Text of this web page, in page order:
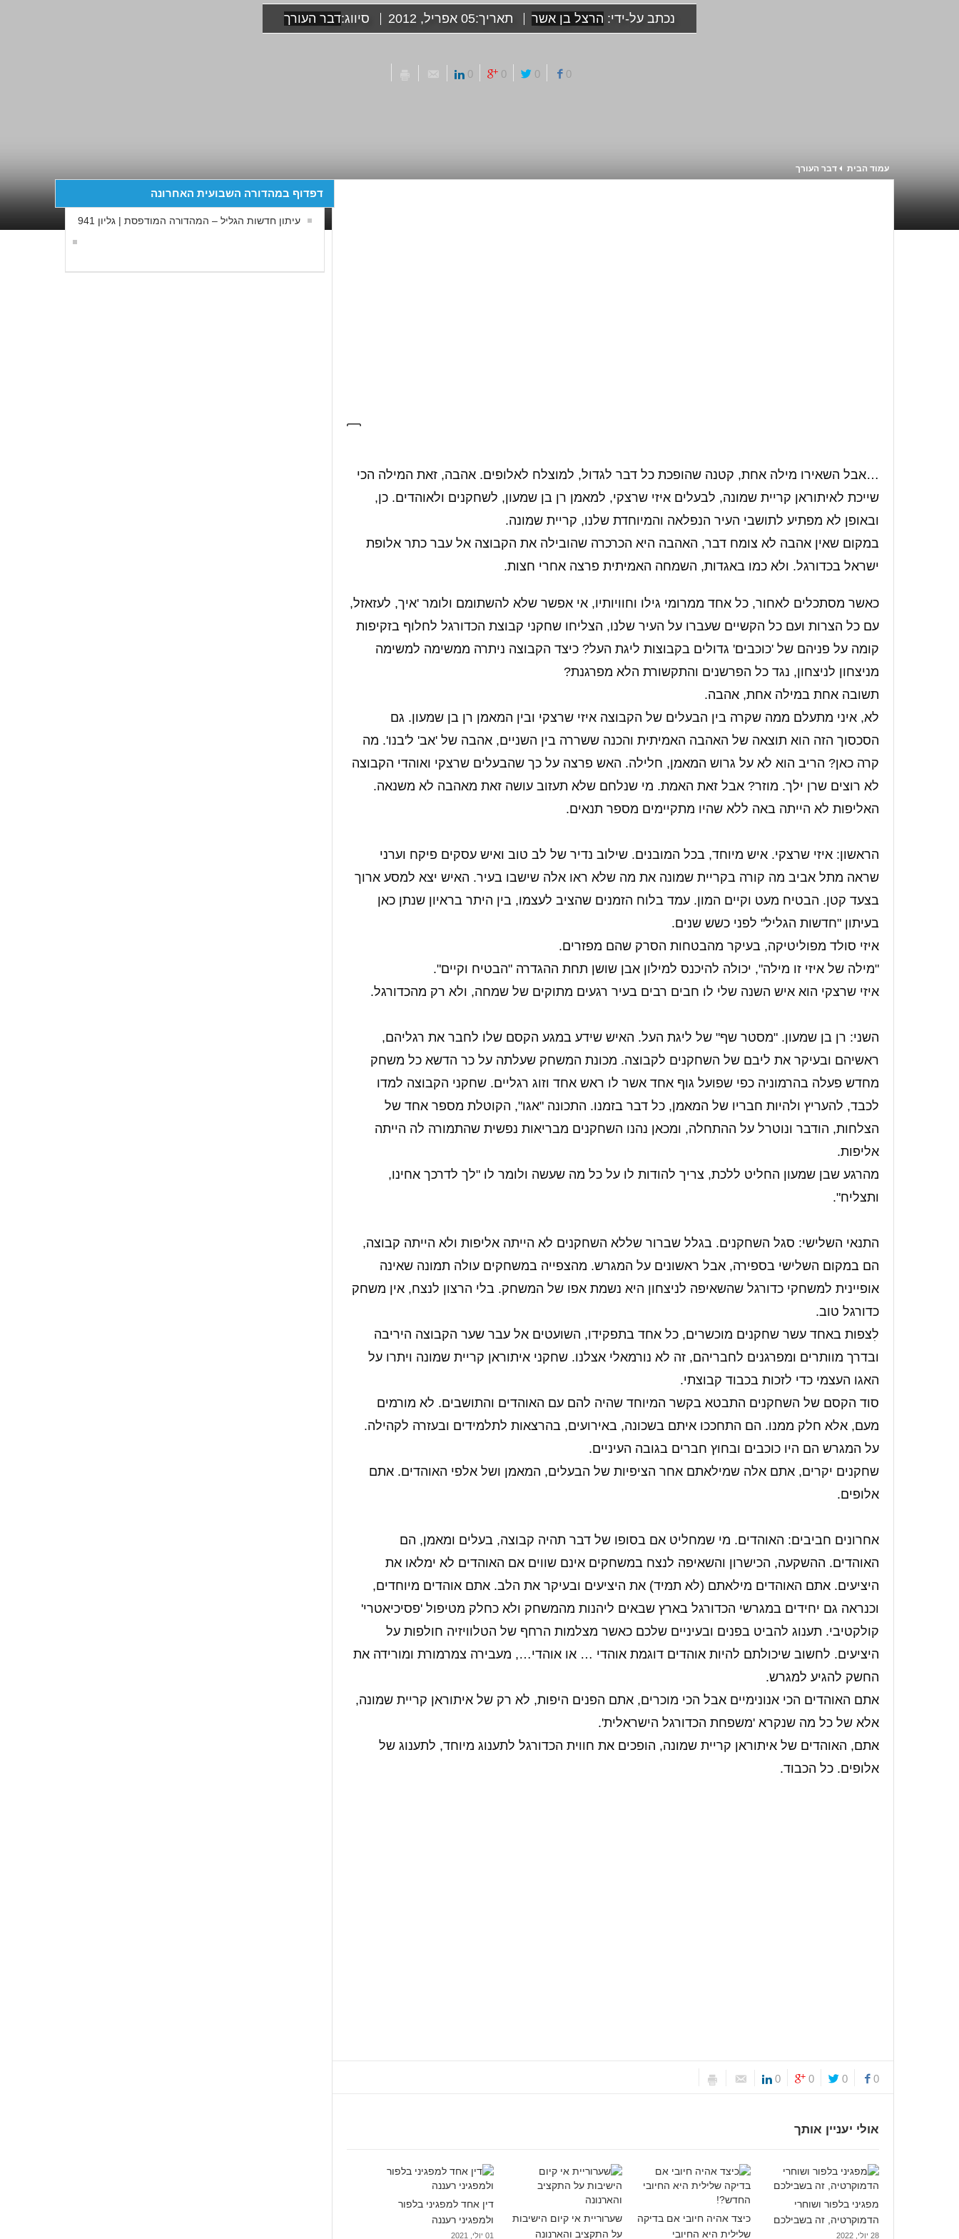
נכתב על-ידי: הרצל בן אשר תאריך:05 אפריל, 2012 סיווג:דבר העורך
0
0
0
0
עמוד הבית דבר העורך
…אבל השאירו מילה אחת, קטנה שהופכת כל דבר לגדול, למוצלח לאלופים. אהבה, זאת המילה הכי
שייכת לאיתוראן קריית שמונה, לבעלים איזי שרצקי, למאמן רן בן שמעון, לשחקנים ולאוהדים. כן,
ובאופן לא מפתיע לתושבי העיר הנפלאה והמיוחדת שלנו, קריית שמונה.
במקום שאין אהבה לא צומח דבר, האהבה היא הכרכרה שהובילה את הקבוצה אל עבר כתר אלופת
ישראל בכדורגל. ולא כמו באגדות, השמחה האמיתית פרצה אחרי חצות.
כאשר מסתכלים לאחור, כל אחד ממרומי גילו וחוויותיו, אי אפשר שלא להשתומם ולומר 'איך, לעזאזל,
עם כל הצרות ועם כל הקשיים שעברו על העיר שלנו, הצליחו שחקני קבוצת הכדורגל לחלוף בזקיפות
קומה על פניהם של 'כוכבים' גדולים בקבוצות ליגת העל? כיצד הקבוצה ניתרה ממשימה למשימה
מניצחון לניצחון, נגד כל הפרשנים והתקשורת הלא מפרגנת?
תשובה אחת במילה אחת, אהבה.
לא, איני מתעלם ממה שקרה בין הבעלים של הקבוצה איזי שרצקי ובין המאמן רן בן שמעון. גם
הסכסוך הזה הוא תוצאה של האהבה האמיתית והכנה ששררה בין השניים, אהבה של 'אב' ל'בנו'. מה
קרה כאן? הריב הוא לא על גרוש המאמן, חלילה. האש פרצה על כך שהבעלים שרצקי ואוהדי הקבוצה
לא רוצים שרן ילך. מוזר? אבל זאת האמת. מי שנלחם שלא תעזוב עושה זאת מאהבה לא משנאה.
האליפות לא הייתה באה ללא שהיו מתקיימים מספר תנאים.
הראשון: איזי שרצקי. איש מיוחד, בכל המובנים. שילוב נדיר של לב טוב ואיש עסקים פיקח וערני
שראה מתל אביב מה קורה בקריית שמונה את מה שלא ראו אלה שישבו בעיר. האיש יצא למסע ארוך
בצעד קטן. הבטיח מעט וקיים המון. עמד בלוח הזמנים שהציב לעצמו, בין היתר בראיון שנתן כאן
בעיתון "חדשות הגליל" לפני כשש שנים.
איזי סולד מפוליטיקה, בעיקר מהבטחות הסרק שהם מפזרים.
"מילה של איזי זו מילה", יכולה להיכנס למילון אבן שושן תחת ההגדרה "הבטיח וקיים".
איזי שרצקי הוא איש השנה שלי לו חבים רבים בעיר רגעים מתוקים של שמחה, ולא רק מהכדורגל.
השני: רן בן שמעון. "מסטר שף" של ליגת העל. האיש שידע במגע הקסם שלו לחבר את רגליהם,
ראשיהם ובעיקר את ליבם של השחקנים לקבוצה. מכונת המשחק שעלתה על כר הדשא כל משחק
מחדש פעלה בהרמוניה כפי שפועל גוף אחד אשר לו ראש אחד וזוג רגליים. שחקני הקבוצה למדו
לכבד, להעריץ ולהיות חבריו של המאמן, כל דבר בזמנו. התכונה "אגו", הקוטלת מספר אחד של
הצלחות, הודבר ונוטרל על ההתחלה, ומכאן נהנו השחקנים מבריאות נפשית שהתמורה לה הייתה
אליפות.
מהרגע שבן שמעון החליט ללכת, צריך להודות לו על כל מה שעשה ולומר לו "לך לדרכך אחינו,
ותצליח".
התנאי השלישי: סגל השחקנים. בגלל שברור שללא השחקנים לא הייתה אליפות ולא הייתה קבוצה,
הם במקום השלישי בספירה, אבל ראשונים על המגרש. מהצפייה במשחקים עולה תמונה שאינה
אופיינית למשחקי כדורגל שהשאיפה לניצחון היא נשמת אפו של המשחק. בלי הרצון לנצח, אין משחק
כדורגל טוב.
לִצפות באחד עשר שחקנים מוכשרים, כל אחד בתפקידו, השועטים אל עבר שער הקבוצה היריבה
ובדרך מוותרים ומפרגנים לחבריהם, זה לא נורמאלי אצלנו. שחקני איתוראן קריית שמונה ויתרו על
האגו העצמי כדי לזכות בכבוד קבוצתי.
סוד הקסם של השחקנים התבטא בקשר המיוחד שהיה להם עם האוהדים והתושבים. לא מורמים
מעם, אלא חלק ממנו. הם התחככו איתם בשכונה, באירועים, בהרצאות לתלמידים ובעזרה לקהילה.
על המגרש הם היו כוכבים ובחוץ חברים בגובה העיניים.
שחקנים יקרים, אתם אלה שמילאתם אחר הציפיות של הבעלים, המאמן ושל אלפי האוהדים. אתם
אלופים.
אחרונים חביבים: האוהדים. מי שמחליט אם בסופו של דבר תהיה קבוצה, בעלים ומאמן, הם
האוהדים. ההשקעה, הכישרון והשאיפה לנצח במשחקים אינם שווים אם האוהדים לא ימלאו את
היציעים. אתם האוהדים מילאתם (לא תמיד) את היציעים ובעיקר את הלב. אתם אוהדים מיוחדים,
וכנראה גם יחידים במגרשי הכדורגל בארץ שבאים ליהנות מהמשחק ולא כחלק מטיפול 'פסיכיאטרי'
קולקטיבי. תענוג להביט בפנים ובעיניים שלכם כאשר מצלמות הרחף של הטלוויזיה חולפות על
היציעים. לחשוב שיכולתם להיות אוהדים דוגמת אוהדי … או אוהדי…, מעבירה צמרמורת ומורידה את
החשק להגיע למגרש.
אתם האוהדים הכי אנונימיים אבל הכי מוכרים, אתם הפנים היפות, לא רק של איתוראן קריית שמונה,
אלא של כל מה שנקרא 'משפחת הכדורגל הישראלית'.
אתם, האוהדים של איתוראן קריית שמונה, הופכים את חווית הכדורגל לתענוג מיוחד, לתענוג של
אלופים. כל הכבוד.
0
0
0
0
אולי יעניין אותך
מפגיני בלפור ושוחרי
הדמוקרטיה, זה בשבילכם
28 יולי, 2022
כיצד אהיה חיובי אם בדיקה
שלילית היא החיובי
שערוריית אי קיום הישיבות
על התקציב והארנונה
דין אחד למפגיני בלפור
ולמפגיני רעננה
01 יולי, 2021
דפדוף במהדורה השבועית האחרונה
עיתון חדשות הגליל – המהדורה המודפסת | גליון 941